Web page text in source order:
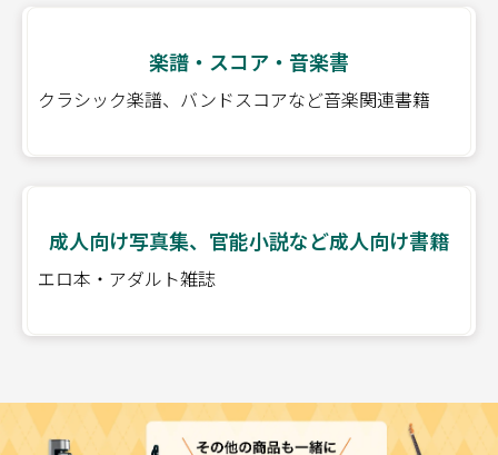
楽譜・スコア・音楽書
クラシック楽譜、バンドスコアなど音楽関連書籍
成人向け写真集、官能小説など成人向け書籍
エロ本・アダルト雑誌